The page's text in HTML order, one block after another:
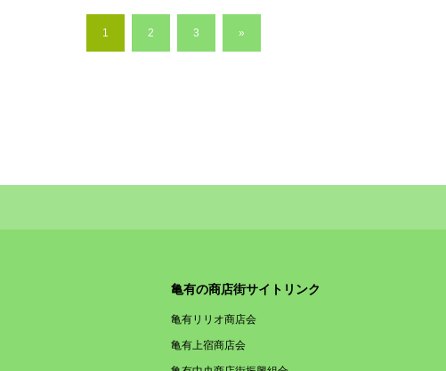
1 2 3 »
亀有の商店街サイトリンク
亀有リリオ商店会
亀有上宿商店会